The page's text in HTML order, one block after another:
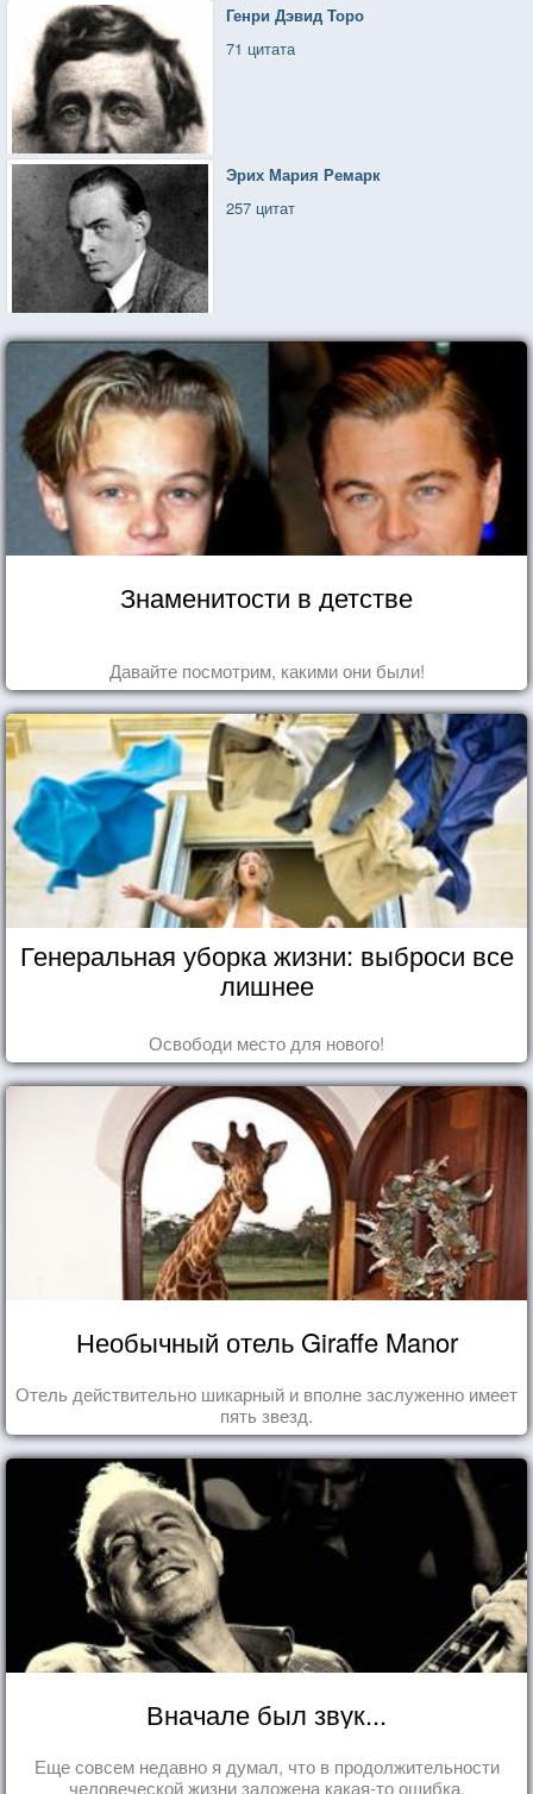
Генри Дэвид Торо
71 цитата
Эрих Мария Ремарк
257 цитат
Знаменитости в детстве
Давайте посмотрим, какими они были!
Генеральная уборка жизни: выброси все
лишнее
Освободи место для нового!
Необычный отель Giraffe Manor
Отель действительно шикарный и вполне заслуженно имеет
пять звезд.
Вначале был звук...
Еще совсем недавно я думал, что в продолжительности
человеческой жизни заложена какая-то ошибка.